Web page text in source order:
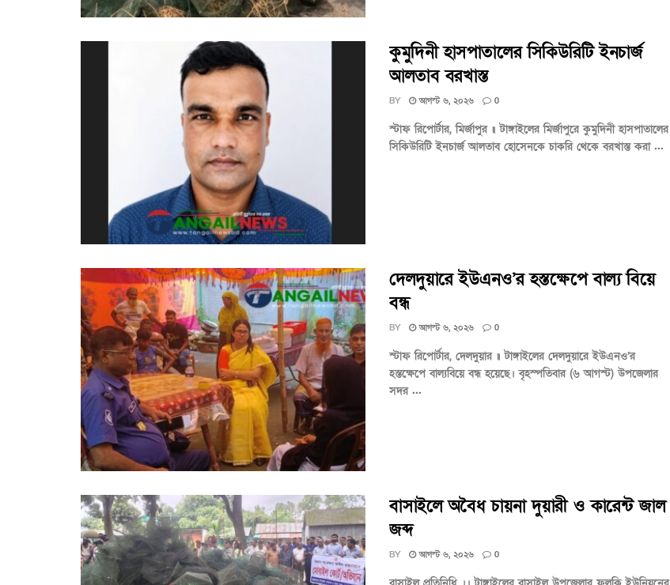
কুমুদিনী হাসপাতালের সিকিউরিটি ইনচার্জ
আলতাব বরখাস্ত
BY আগস্ট ৬, ২০২৬ 0
স্টাফ রিপোর্টার, মির্জাপুর ॥ টাঙ্গাইলের মির্জাপুরে কুমুদিনী হাসপাতালের
সিকিউরিটি ইনচার্জ আলতাব হোসেনকে চাকরি থেকে বরখাস্ত করা ...
দেলদুয়ারে ইউএনও’র হস্তক্ষেপে বাল্য বিয়ে
বন্ধ
BY আগস্ট ৬, ২০২৬ 0
স্টাফ রিপোর্টার, দেলদুয়ার ॥ টাঙ্গাইলের দেলদুয়ারে ইউএনও’র
হস্তক্ষেপে বাল্যবিয়ে বন্ধ হয়েছে। বৃহস্পতিবার (৬ আগস্ট) উপজেলার
সদর ...
বাসাইলে অবৈধ চায়না দুয়ারী ও কারেন্ট জাল
জব্দ
BY আগস্ট ৬, ২০২৬ 0